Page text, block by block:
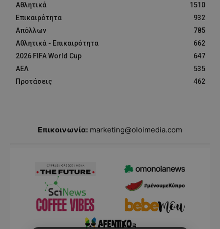
Αθλητικά
1510
Επικαιρότητα
932
Απόλλων
785
Αθλητικά - Επικαιρότητα
662
2026 FIFA World Cup
647
ΑΕΛ
535
Προτάσεις
462
Επικοινωνία: marketing@oloimedia.com